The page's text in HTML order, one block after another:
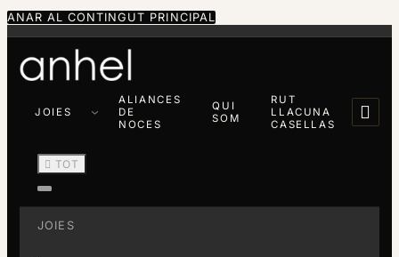
ANAR AL CONTINGUT PRINCIPAL
JOIES
ALIANCES
DE
NOCES
QUI
SOM
RUT
LLACUNA
CASELLAS

 TOT
JOIES